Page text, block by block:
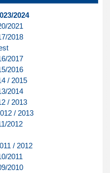
2024
2021
2018
2017
2016
/ 2015
2014
/ 2013
/ 2013
2012
/ 2012
2011
2010